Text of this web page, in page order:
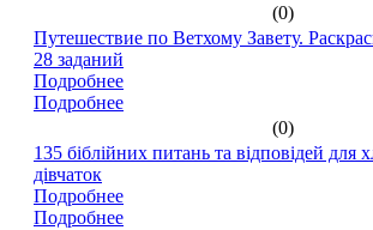
(0)
Путешествие по Ветхому Завету.
28 заданий
Подробнее
Подробнее
(0)
135 біблійних питань та відповідей для
дівчаток
Подробнее
Подробнее